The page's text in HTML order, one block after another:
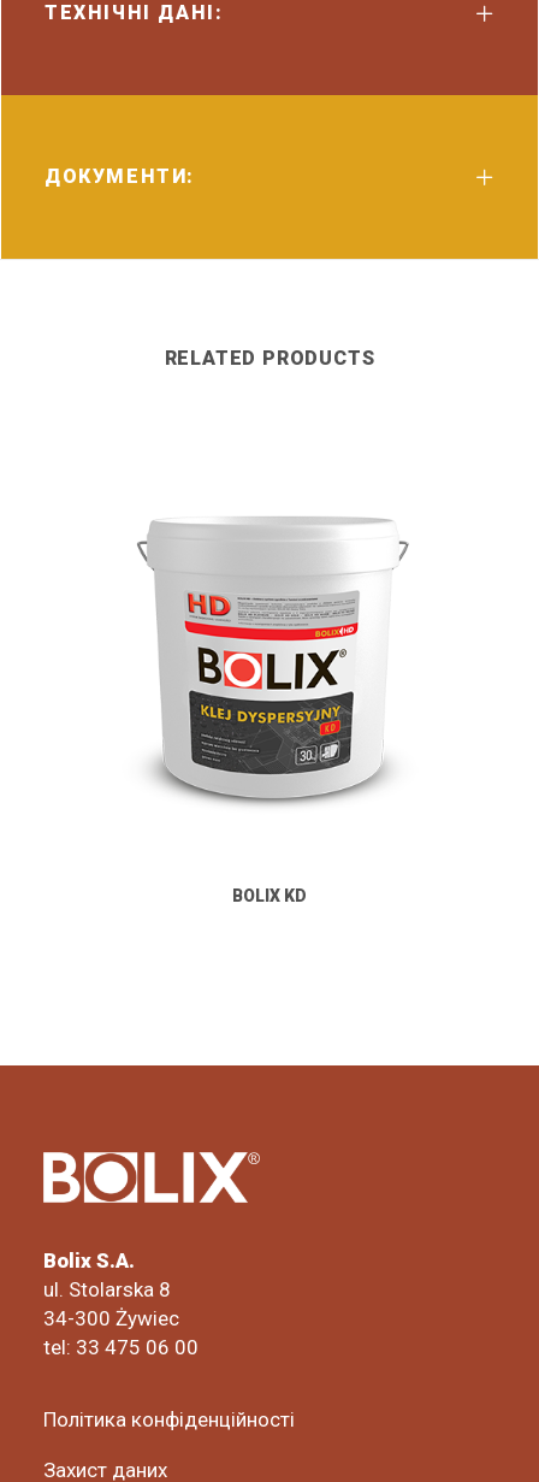
ТЕХНІЧНІ ДАНІ:
ДОКУМЕНТИ:
RELATED PRODUCTS
BOLIX KD
Bolix S.A.
ul. Stolarska 8
34-300 Żywiec
tel: 33 475 06 00
Політика конфіденційності
Захист даних